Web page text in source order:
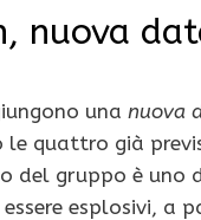
nuova
una nuova
le quattro già
del gruppo è uno
esplosivi, a